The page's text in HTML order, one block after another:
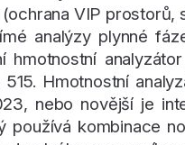
VIP
analýzy plynné
hmotnostní
Hmotnostní
nebo novější je
kombinace